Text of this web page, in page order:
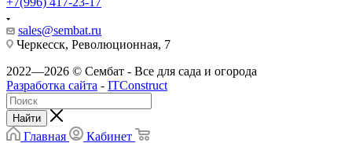
sales@sembat.ru
Черкесск, Революционная, 7
2022—2026 © Сембат - Все для сада и огорода
Разработка сайта - ITConstruct
Найти
Главная
Кабинет